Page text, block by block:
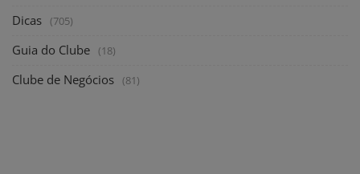
Dicas (705)
Guia do Clube (18)
Clube de Negócios (81)